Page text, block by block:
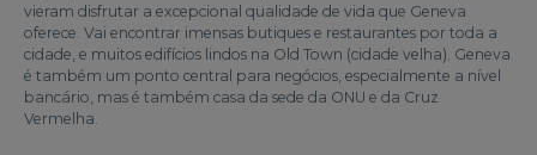
vieram disfrutar a excepcional qualidade de vida que Geneva
oferece. Vai encontrar imensas butiques e restaurantes por toda a
cidade, e muitos edifícios lindos na Old Town (cidade velha). Geneva
é também um ponto central para negócios, especialmente a nível
bancário, mas é também casa da sede da ONU e da Cruz
Vermelha.